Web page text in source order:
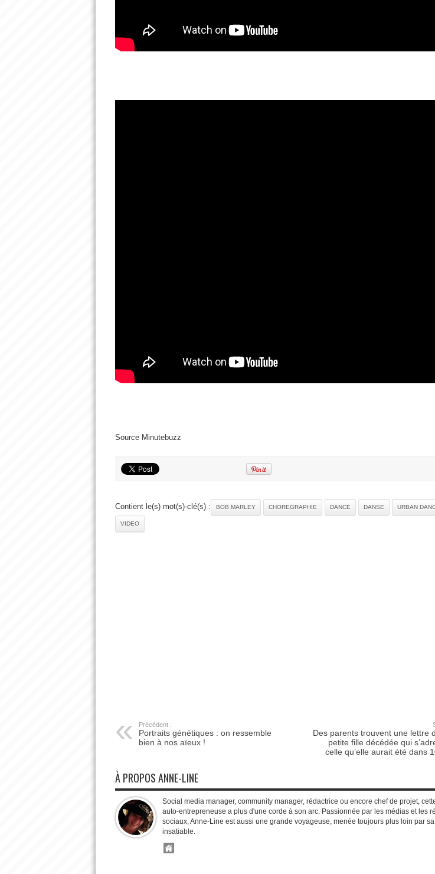
Source Minutebuzz
Contient le(s) mot(s)-clé(s) : BOB MARLEY CHOREGRAPHIE DANCE DANSE URBAN
VIDEO
Précédent :
Portraits génétiques : on ressemble
bien à nos aïeux !
Des parents trouvent une lettre
petite fille décédée qui
celle qu’elle aurait été dans
À PROPOS ANNE-LINE
Social media manager, community manager, rédactrice ou encore chef de projet,
auto-entrepreneuse a plus d'une corde à son arc. Passionnée par les médias et les
sociaux, Anne-Line est aussi une grande voyageuse, menée toujours plus loin par
insatiable.